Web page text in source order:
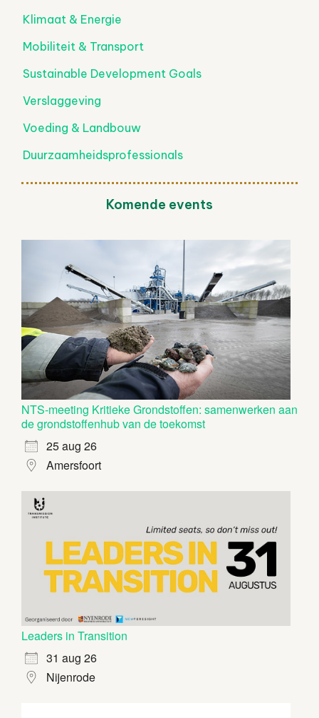
Klimaat & Energie
Mobiliteit & Transport
Sustainable Development Goals
Verslaggeving
Voeding & Landbouw
Duurzaamheidsprofessionals
Komende events
NTS-meeting Kritieke Grondstoffen: samenwerken aan
de grondstoffenhub van de toekomst
25 aug 26
Amersfoort
Leaders in Transition
31 aug 26
Nijenrode